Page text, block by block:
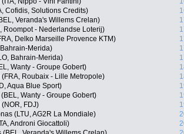
Cofidis, Solutions Credits)
Veranda's Willems Crelan)
Roompot - Nederlandse Loterij)
Delko Marseille Provence KTM)
Bahrain-Merida)
Bahrain-Merida)
Wanty - Groupe Gobert)
Roubaix - Lille Metropole)
Aqua Blue Sport)
Wanty - Groupe Gobert)
FDJ)
(LTU, AG2R La Mondiale)
Androni Giocattoli)